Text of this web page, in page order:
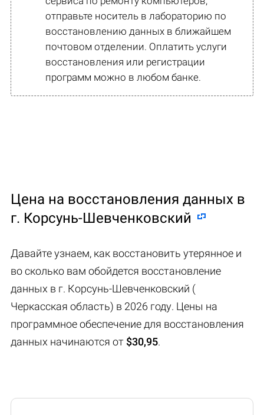
отправьте носитель в лабораторию по
восстановлению данных в ближайшем
почтовом отделении. Оплатить услуги
восстановления или регистрации
программ можно в любом банке.
Цена на восстановления данных в
г. Корсунь-Шевченковский
Давайте узнаем, как восстановить утерянное и
во сколько вам обойдется восстановление
данных в г. Корсунь-Шевченковский (
Черкасская область) в 2026 году. Цены на
программное обеспечение для восстановления
данных начинаются от $30,95.